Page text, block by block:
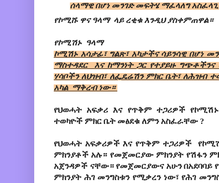
ሰላማዊ በሆነ መንገድ መፍትሄ ማፈላለግ
የኮሚሹ ዋና ዓላማ  ላይ ረቂቁ እንዲህ ያስቀምጠዋል።
የኮሚሽኑ  ዓላማ
ኮሚሽኑ አሳታፊ፣ ግልጽ፣ አካታችና ሳይንሳዊ በሆነ
ማስተዳደር እና ከማንነት ጋር የተያይዙ ግጭቶችንና
ሃሳቦችን ለህዝብ፣ ለፌዴሬሽን ምክር ቤት፣ ለሕዝብ
አካል ማቅረብ ነው።
የህወሓት አፍቃሪ እና የጥቅም ተጋሪዎች
ተወካዮች ምክር ቤት መፅደቁ ለምን አስፈራቸው ?
የህወሓት አፍቃሪዎች እና የጥቅም ተጋሪዎች
ምክንያቶች አሉ። የመጀመርያው ምክንያት የሽፋን
አጀንዳዎች ናቸው። የመጀመርያውና አሁን
ምክንያት ሕገ መንግስቱን የሚቃረን ነው፣ የሕገ